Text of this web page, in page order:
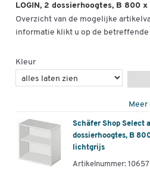
LOGIN, 2 dossierhoogtes, B 800
Overzicht van de mogelijke
informatie klikt u op de betreffende
Kleur
Schäfer Shop Select
dossierhoogtes, B
lichtgrijs
Artikelnummer: